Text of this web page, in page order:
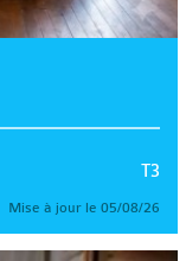
T3
Mise à jour le 05/08/26